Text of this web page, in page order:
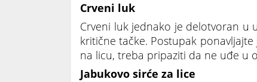
Crveni luk
Crveni luk jednako je delotvoran u
kritične tačke. Postupak
na licu, treba pripaziti da ne uđe u
Jabukovo sirće za lice